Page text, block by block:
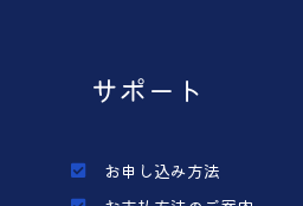
サポート
お申し込み方法